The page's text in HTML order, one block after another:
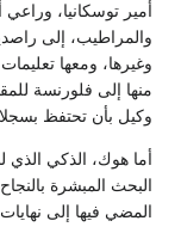
أمير توسكانيا، وراعي
والمراطيب، إلى
وغيرها، ومعها
منها إلى فلورنسة
وكيل بأن تحتفظ بسجلات يومية
أما هوك، الذكي
البحث المبشرة
المضي فيها إلى